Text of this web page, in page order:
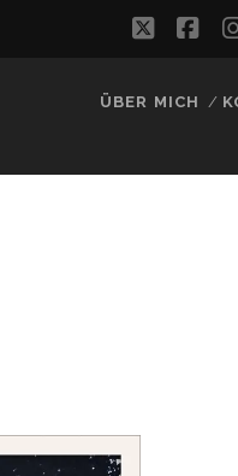
twitter
ÜBER MICH